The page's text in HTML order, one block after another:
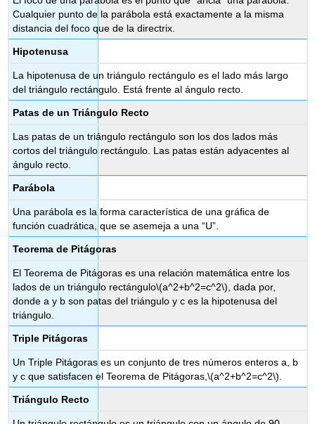
Cualquier punto de la parábola está exactamente a la misma
distancia del foco que de la directrix.
Hipotenusa
La hipotenusa de un triángulo rectángulo es el lado más largo
del triángulo rectángulo. Está frente al ángulo recto.
Patas de un Triángulo Recto
Las patas de un triángulo rectángulo son los dos lados más
cortos del triángulo rectángulo. Las patas están adyacentes al
ángulo recto.
Parábola
Una parábola es la forma característica de una gráfica de
función cuadrática, que se asemeja a una “U”.
Teorema de Pitágoras
El Teorema de Pitágoras es una relación matemática entre los
lados de un triángulo rectángulo\(a^2+b^2=c^2\) , dada por,
donde a y b son patas del triángulo y c es la hipotenusa del
triángulo.
Triple Pitágoras
Un Triple Pitágoras es un conjunto de tres números enteros a, b
y c que satisfacen el Teorema de Pitágoras,\(a^2+b^2=c^2\)
Triángulo Recto